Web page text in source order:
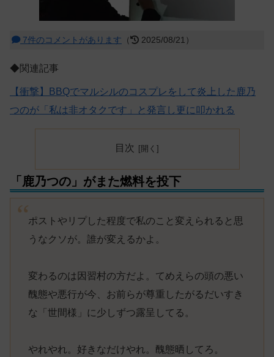
7件のコメントがあります （ 2025/08/21）
◆関連記事
【衝撃】BBQでマルシルのコスプレをして炎上した鹿乃
つのが「私は非オタクです」と発言し更に叩かれる
目次
「鹿乃つの」がまた燃料を投下
ポストやリプした程度で私のこと変えられると思
うなクソが。誰が変えるかよ。
変わるのは因習村の方だよ。てめえらの頭の悪い
醜態や悪行が今、お前らが尊重したがるだいすき
な「世間様」に少しずつ露呈してる。
やれやれ。好きなだけやれ。醜態晒してろ。